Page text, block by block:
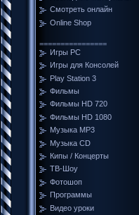
Смотреть онлайн
Online Shop
================
Игры PC
Игры для Консолей
Play Station 3
Фильмы
Фильмы HD 720
Фильмы HD 1080
Музыка MP3
Музыка CD
Кипы / Концерты
ТВ-Шоу
Фотошоп
Программы
Видео уроки